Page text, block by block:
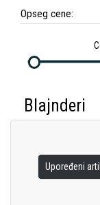
Opseg cene:
Blajnderi
Upoređeni